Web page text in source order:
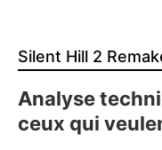
Silent Hill 2
Analyse
ceux qui